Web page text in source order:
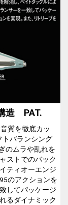
造 PAT.
質を徹底カッ
トバランシング
のムラや乱れを
ストでのバック
ティオーエンジ
のアクションを
してパッケージ
るダイナミック